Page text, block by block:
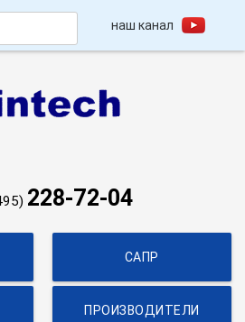
наш канал
228-72-04
САПР
ПРОИЗВОДИТЕЛИ